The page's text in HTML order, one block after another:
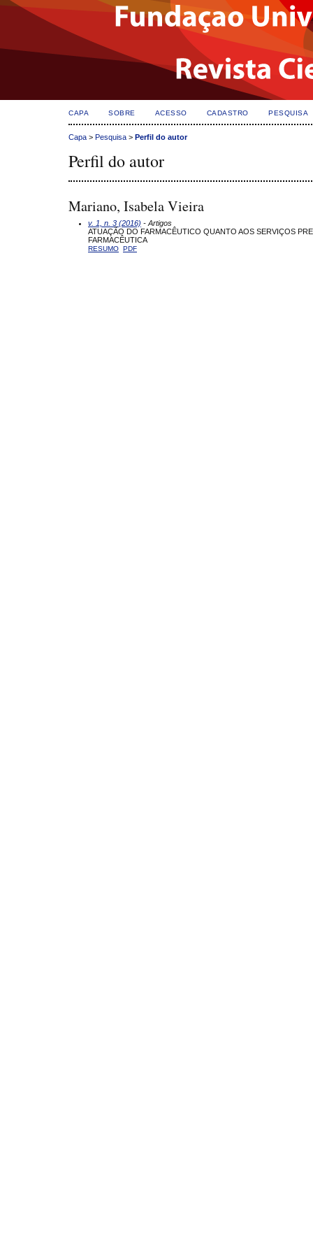
CAPA SOBRE ACESSO CADASTRO PESQUISA
Capa > Pesquisa > Perfil do autor
Perfil do autor
Mariano, Isabela Vieira
v. 1, n. 3 (2016) - Artigos
ATUAÇÃO DO FARMACÊUTICO QUANTO AOS SERVIÇOS
FARMACÊUTICA
RESUMO PDF